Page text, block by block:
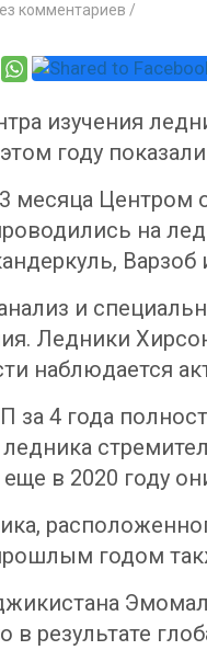
комментариев
изучения
году
месяца Центром
на
Варзоб
и
Ледники
наблюдается
за 4 года
ледника
в 2020 году
годом
в результате